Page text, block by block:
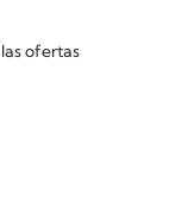
ofertas